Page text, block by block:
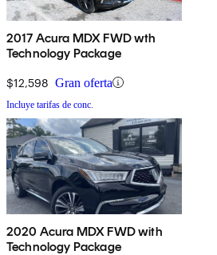
2017 Acura MDX FWD wth
Technology Package
$12,598 Gran oferta
Incluye tarifas de conc.
2020 Acura MDX FWD with
Technology Package